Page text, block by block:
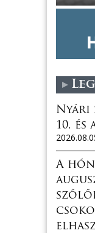
Nyári
10.
A